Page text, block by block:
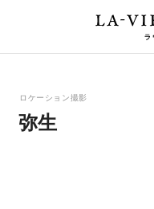
ロケーション撮影
弥生